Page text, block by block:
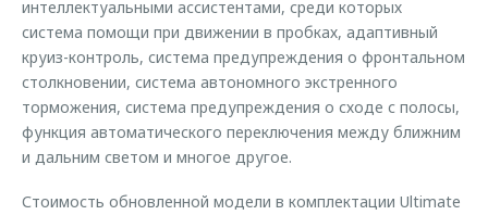
интеллектуальными ассистентами, среди которых
система помощи при движении в пробках, адаптивный
круиз-контроль, система предупреждения о фронтальном
столкновении, система автономного экстренного
торможения, система предупреждения о сходе с полосы,
функция автоматического переключения между ближним
и дальним светом и многое другое.
Стоимость обновленной модели в комплектации Ultimate